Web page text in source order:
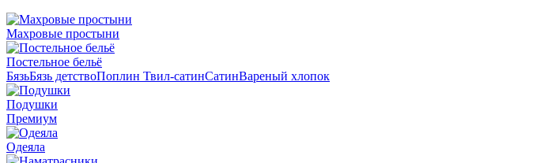
Махровые простыни
Постельное бельё
БязьБязь детствоПоплин Твил-сатинСатинВареный хлопок
Подушки
Премиум
Одеяла